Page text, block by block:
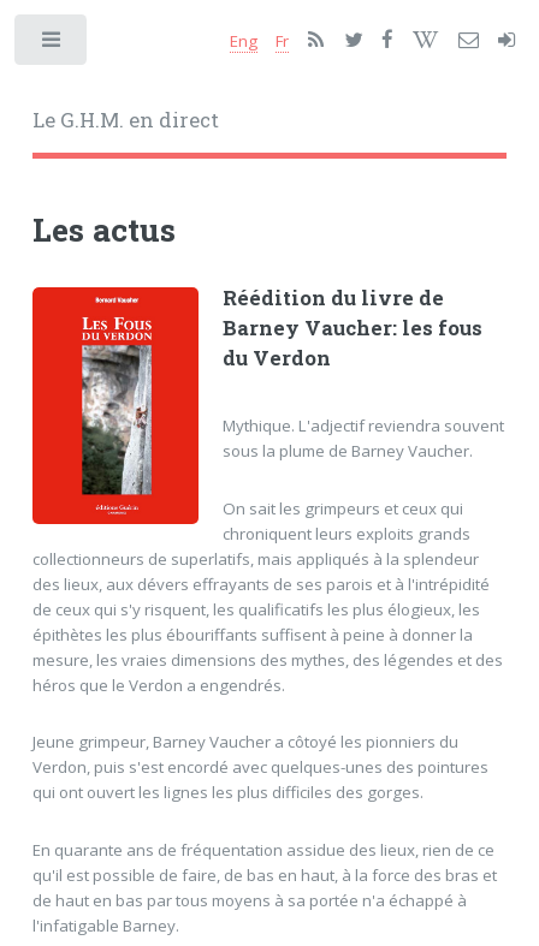
Le G.H.M. en direct
Eng Fr
Les actus
Réédition du livre de
Barney Vaucher: les fous
du Verdon
Mythique. L'adjectif reviendra souvent
sous la plume de Barney Vaucher.
On sait les grimpeurs et ceux qui
chroniquent leurs exploits grands
collectionneurs de superlatifs, mais appliqués à la splendeur
des lieux, aux dévers effrayants de ses parois et à l'intrépidité
de ceux qui s'y risquent, les qualificatifs les plus élogieux, les
épithètes les plus ébouriffants suffisent à peine à donner la
mesure, les vraies dimensions des mythes, des légendes et des
héros que le Verdon a engendrés.
Jeune grimpeur, Barney Vaucher a côtoyé les pionniers du
Verdon, puis s'est encordé avec quelques-unes des pointures
qui ont ouvert les lignes les plus difficiles des gorges.
En quarante ans de fréquentation assidue des lieux, rien de ce
qu'il est possible de faire, de bas en haut, à la force des bras et
de haut en bas par tous moyens à sa portée n'a échappé à
l'infatigable Barney.